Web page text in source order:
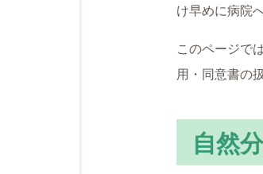
け早めに病院
このページで
用・同意書の
自然